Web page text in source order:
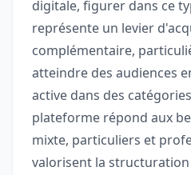
digitale, figurer dans ce
représente un levier
complémentaire,
atteindre des audiences
active dans des
plateforme répond aux
mixte, particuliers et
valorisent la